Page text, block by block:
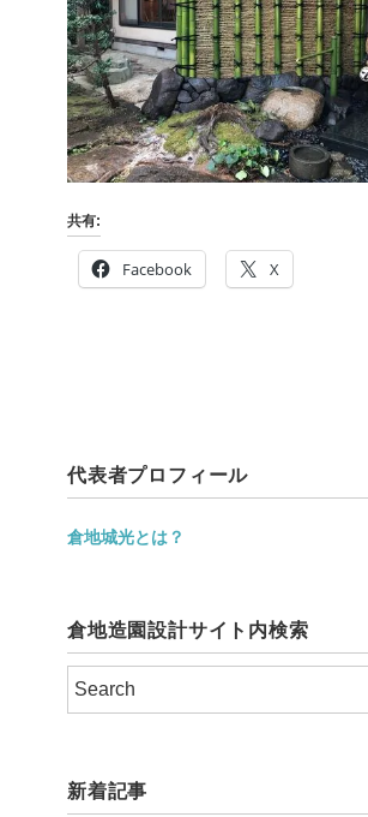
共有:
Facebook X
代表者プロフィール
倉地城光とは？
倉地造園設計サイト内検索
新着記事